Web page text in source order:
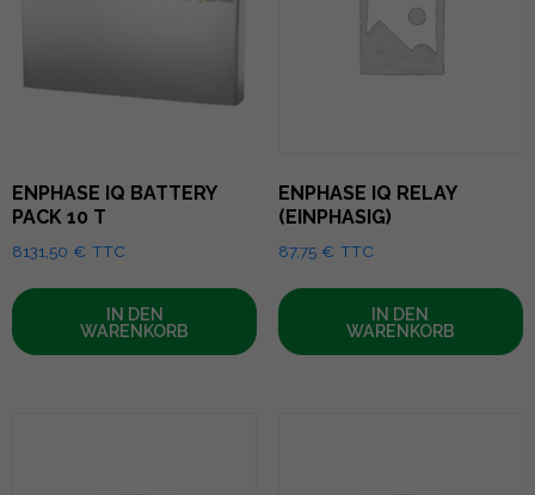
ENPHASE IQ BATTERY
PACK 10 T
8131,50 € TTC
IN DEN
WARENKORB
ENPHASE IQ RELAY
(EINPHASIG)
87,75 € TTC
IN DEN
WARENKORB